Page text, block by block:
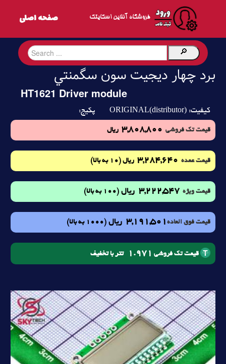
فروشگاه آنلاین اسکایتک
برد چهار ديجيت سون سگمنتي
HT1621 Driver module
کیفیت: ORIGINAL(distributor) پکیج:
قیمت تک فروشی 3,808,800 ریال
قیمت عمده 3,284,640 ریال (10 به بالا)
قیمت ویژه 3,222,547 ریال (100 به بالا)
قیمت فوق العاده 3,191,501 ریال (1000 به بالا)
قیمت تک فروشی 1.971 تتر با تخفیف